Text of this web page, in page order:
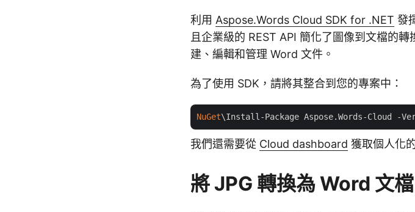
利用 Aspose.Words Cloud SDK for .NET 發
且企業級的 REST API 簡化了圖像到文檔的
建、編輯和管理 Word 文件。
為了使用 SDK，請將其整合到您的專案中：
NuGet\Install-Package Aspose.Words-Cloud -
我們還需要從 Cloud dashboard 獲取個人化
將 JPG 轉換為 Word 文